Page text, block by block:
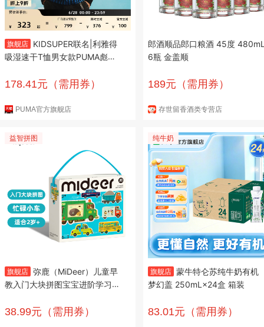
旗舰店 KIDSUPER联名|利雅得
吸湿速干T恤男女款PUMA彪马
178.41元（需用券）
PUMA官方旗舰店
郎酒顺品郎口粮酒 45度
6瓶 金盖顺
189元（需用券）
存世留香酒类专营店
益智拼图
旗舰店 弥鹿（MiDeer）儿童早
教入门大块拼图宝宝进阶学习男
【手提礼盒款】忙碌小车（2岁
38.99元（需用券）
纯牛奶
旗舰店 蒙牛特仑苏纯牛奶有机
梦幻盖 250mL×24盒 箱装
83.01元（需用券）